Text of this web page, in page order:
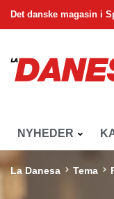
Det danske magasin i
NYHEDER
La Danesa Tema